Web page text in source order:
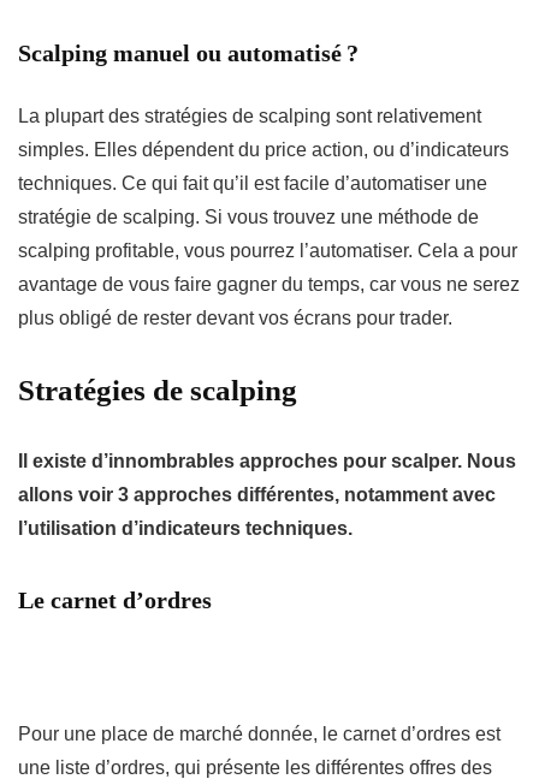
Scalping manuel ou automatisé ?
La plupart des stratégies de scalping sont relativement
simples. Elles dépendent du price action, ou d’indicateurs
techniques. Ce qui fait qu’il est facile d’automatiser une
stratégie de scalping. Si vous trouvez une méthode de
scalping profitable, vous pourrez l’automatiser. Cela a pour
avantage de vous faire gagner du temps, car vous ne serez
plus obligé de rester devant vos écrans pour trader.
Stratégies de scalping
Il existe d’innombrables approches pour scalper. Nous
allons voir 3 approches différentes, notamment avec
l’utilisation d’indicateurs techniques.
Le carnet d’ordres
Pour une place de marché donnée, le carnet d’ordres est
une liste d’ordres, qui présente les différentes offres des